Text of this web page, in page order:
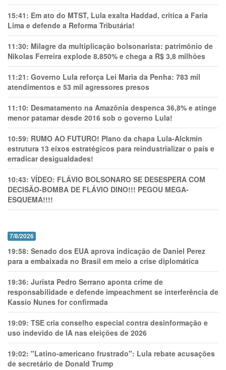
15:41: Em ato do MTST, Lula exalta Haddad, critica a Faria
Lima e defende a Reforma Tributária!
11:30: Milagre da multiplicação bolsonarista: patrimônio de
Nikolas Ferreira explode 8.850% e chega a R$ 3,8 milhões
11:21: Governo Lula reforça Lei Maria da Penha: 783 mil
atendimentos e 53 mil agressores presos
11:10: Desmatamento na Amazônia despenca 36,8% e atinge
menor patamar desde 2016 sob o governo Lula!
10:59: RUMO AO FUTURO! Plano da chapa Lula-Alckmin
estrutura 13 eixos estratégicos para reindustrializar o país e
erradicar desigualdades!
10:43: VÍDEO: FLÁVIO BOLSONARO SE DESESPERA COM
DECISÃO-BOMBA DE FLÁVIO DINO!!! PEGOU MEGA-
ESQUEMA!!!!
7/8/2026
19:58: Senado dos EUA aprova indicação de Daniel Perez
para a embaixada no Brasil em meio a crise diplomática
19:36: Jurista Pedro Serrano aponta crime de
responsabilidade e defende impeachment se interferência de
Kassio Nunes for confirmada
19:09: TSE cria conselho especial contra desinformação e
uso indevido de IA nas eleições de 2026
19:02: "Latino-americano frustrado": Lula rebate acusações
de secretário de Donald Trump